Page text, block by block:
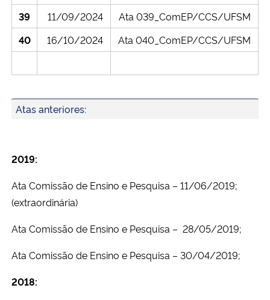
39
11/09/2024
Ata 039_ComEP/CCS/UFSM
40
16/10/2024 Ata 040_ComEP/CCS/UFSM
Atas anteriores:
2019:
Ata Comissão de Ensino e Pesquisa – 11/06/2019;
(extraordinária)
Ata Comissão de Ensino e Pesquisa – 28/05/2019;
Ata Comissão de Ensino e Pesquisa – 30/04/2019;
2018: